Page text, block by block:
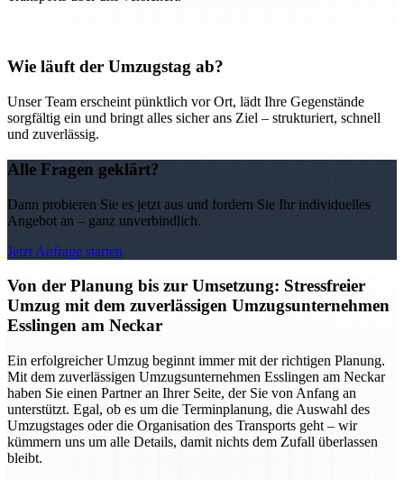
Wie läuft der Umzugstag ab?
Unser Team erscheint pünktlich vor Ort, lädt Ihre Gegenstände
sorgfältig ein und bringt alles sicher ans Ziel – strukturiert, schnell
und zuverlässig.
Alle Fragen geklärt?
Dann probieren Sie es jetzt aus und fordern Sie Ihr individuelles
Angebot an – ganz unverbindlich.
Jetzt Anfrage starten
Von der Planung bis zur Umsetzung: Stressfreier
Umzug mit dem zuverlässigen Umzugsunternehmen
Esslingen am Neckar
Ein erfolgreicher Umzug beginnt immer mit der richtigen Planung.
Mit dem zuverlässigen Umzugsunternehmen Esslingen am Neckar
haben Sie einen Partner an Ihrer Seite, der Sie von Anfang an
unterstützt. Egal, ob es um die Terminplanung, die Auswahl des
Umzugstages oder die Organisation des Transports geht – wir
kümmern uns um alle Details, damit nichts dem Zufall überlassen
bleibt.